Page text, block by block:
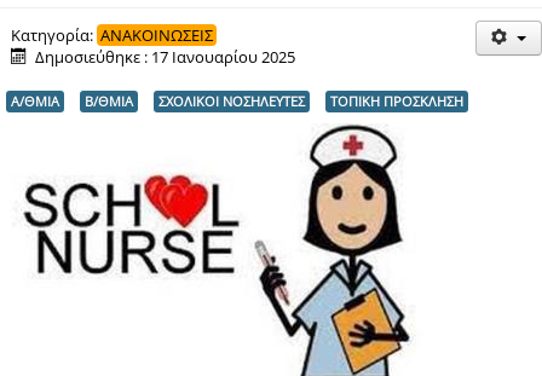
ΔΡΑΣΕΙΣ
ΕΠΙΚΟΙΝΩΝΙΑ
ΕΞ ΑΠΟΣΤΑΣΕΩΣ ΕΚΠΑΙΔΕΥΣΗ
Κατηγορία: ΑΝΑΚΟΙΝΩΣΕΙΣ
Δημοσιεύθηκε : 17 Ιανουαρίου 2025
Α/ΘΜΙΑ Β/ΘΜΙΑ ΣΧΟΛΙΚΟΙ ΝΟΣΗΛΕΥΤΕΣ ΤΟΠΙΚΗ ΠΡΟΣΚΛΗΣΗ